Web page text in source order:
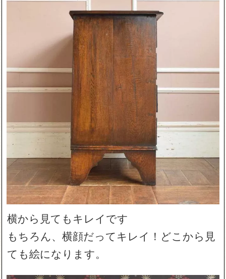
横から見てもキレイです
もちろん、横顔だってキレイ！どこから見
ても絵になります。